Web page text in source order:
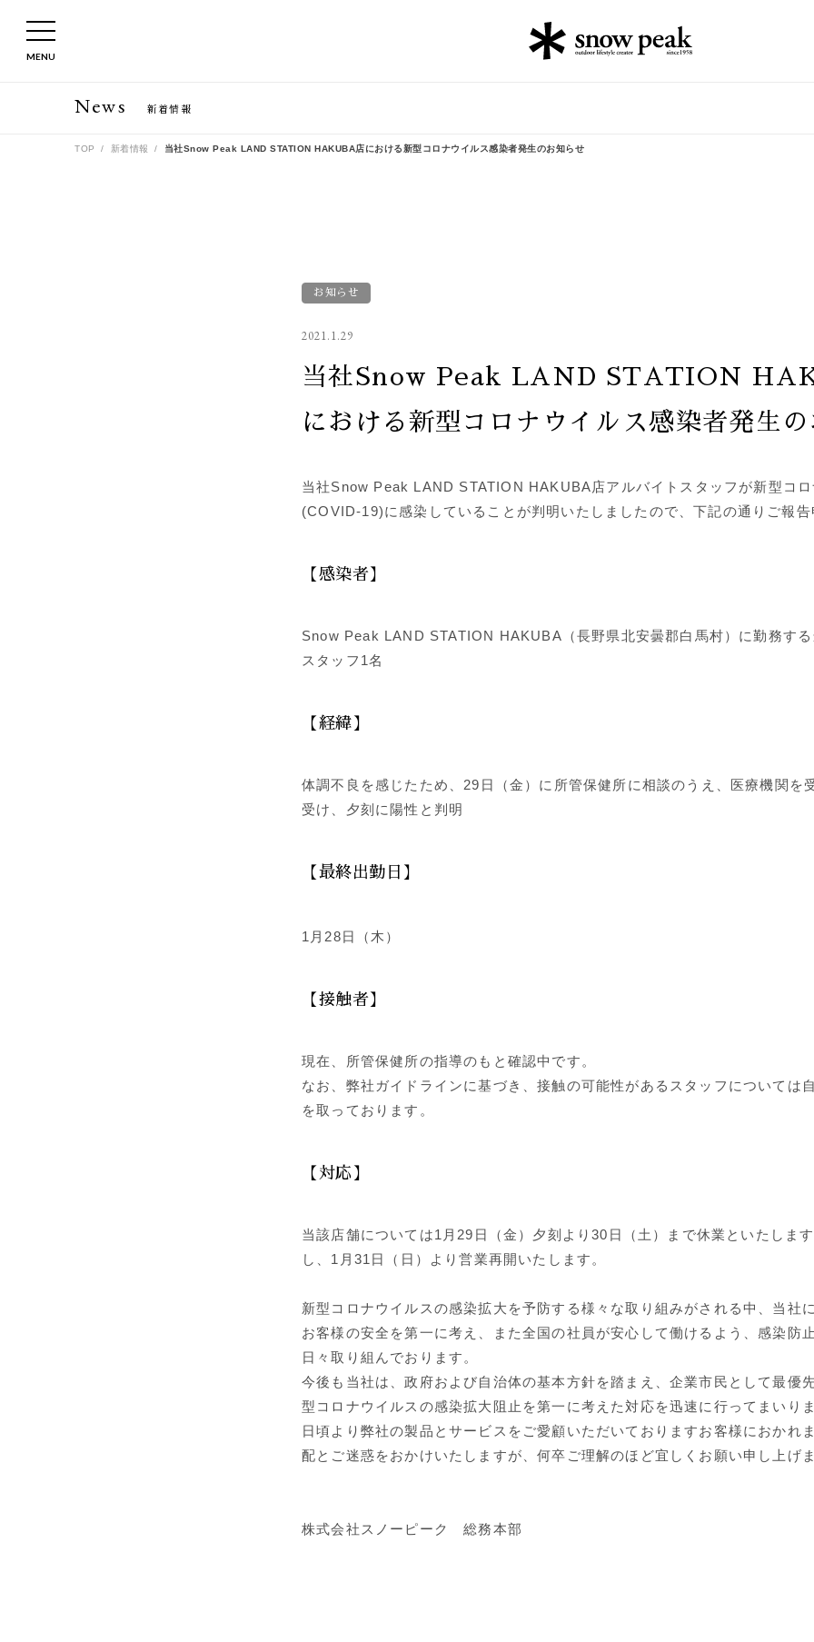
MENU
News 新着情報
TOP 新着情報 当社Snow Peak LAND STATION HAKUBA店における新型コロナウイルス感染者発生のお知らせ
お知らせ
2021.1.29
当社Snow Peak LAND STATION
における新型コロナウイルス感染者発生
当社Snow Peak LAND STATION HAKUBA店アルバイトスタッフが新型コロ
(COVID-19)に感染していることが判明いたしましたので、下記の通りご報告
【感染者】
Snow Peak LAND STATION HAKUBA（長野県北安曇郡白馬村）に勤務する
スタッフ1名
【経緯】
体調不良を感じたため、29日（金）に所管保健所に相談のうえ、医療機関を
受け、夕刻に陽性と判明
【最終出勤日】
1月28日（木）
【接触者】
現在、所管保健所の指導のもと確認中です。
なお、弊社ガイドラインに基づき、接触の可能性があるスタッフについては
を取っております。
【対応】
当該店舗については1月29日（金）夕刻より30日（土）まで休業といたしま
し、1月31日（日）より営業再開いたします。
新型コロナウイルスの感染拡大を予防する様々な取り組みがされる中、当社
お客様の安全を第一に考え、また全国の社員が安心して働けるよう、感染防
日々取り組んでおります。
今後も当社は、政府および自治体の基本方針を踏まえ、企業市民として最優
型コロナウイルスの感染拡大阻止を第一に考えた対応を迅速に行ってまいりま
日頃より弊社の製品とサービスをご愛顧いただいておりますお客様におかれ
配とご迷惑をおかけいたしますが、何卒ご理解のほど宜しくお願い申し上げま
株式会社スノーピーク 総務本部